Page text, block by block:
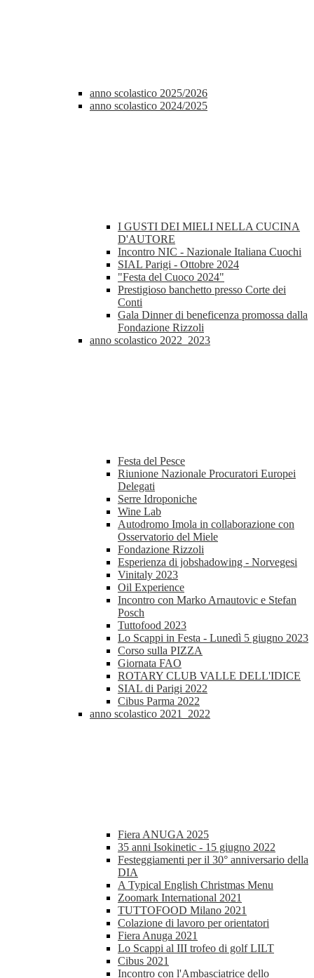
anno scolastico 2025/2026
anno scolastico 2024/2025
I GUSTI DEI MIELI NELLA CUCINA
D'AUTORE
Incontro NIC - Nazionale Italiana Cuochi
SIAL Parigi - Ottobre 2024
"Festa del Cuoco 2024"
Prestigioso banchetto presso Corte dei
Conti
Gala Dinner di beneficenza promossa dalla
Fondazione Rizzoli
anno scolastico 2022_2023
Festa del Pesce
Riunione Nazionale Procuratori Europei
Delegati
Serre Idroponiche
Wine Lab
Autodromo Imola in collaborazione con
Osservatorio del Miele
Fondazione Rizzoli
Esperienza di jobshadowing - Norvegesi
Vinitaly 2023
Oil Experience
Incontro con Marko Arnautovic e Stefan
Posch
Tuttofood 2023
Lo Scappi in Festa - Lunedì 5 giugno 2023
Corso sulla PIZZA
Giornata FAO
ROTARY CLUB VALLE DELL'IDICE
SIAL di Parigi 2022
Cibus Parma 2022
anno scolastico 2021_2022
Fiera ANUGA 2025
35 anni Isokinetic - 15 giugno 2022
Festeggiamenti per il 30° anniversario della
DIA
A Typical English Christmas Menu
Zoomark International 2021
TUTTOFOOD Milano 2021
Colazione di lavoro per orientatori
Fiera Anuga 2021
Lo Scappi al III trofeo di golf LILT
Cibus 2021
Incontro con l'Ambasciatrice dello